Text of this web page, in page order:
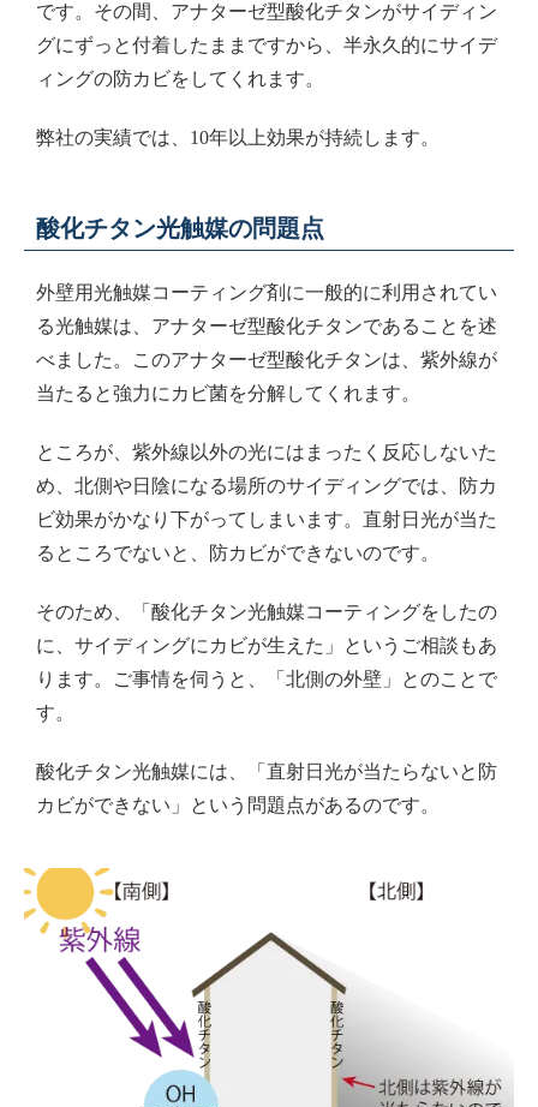
です。その間、アナターゼ型酸化チタンがサイディン
グにずっと付着したままですから、半永久的にサイデ
ィングの防カビをしてくれます。
弊社の実績では、10年以上効果が持続します。
酸化チタン光触媒の問題点
外壁用光触媒コーティング剤に一般的に利用されてい
る光触媒は、アナターゼ型酸化チタンであることを述
べました。このアナターゼ型酸化チタンは、紫外線が
当たると強力にカビ菌を分解してくれます。
ところが、紫外線以外の光にはまったく反応しないた
め、北側や日陰になる場所のサイディングでは、防カ
ビ効果がかなり下がってしまいます。直射日光が当た
るところでないと、防カビができないのです。
そのため、「酸化チタン光触媒コーティングをしたの
に、サイディングにカビが生えた」というご相談もあ
ります。ご事情を伺うと、「北側の外壁」とのことで
す。
酸化チタン光触媒には、「直射日光が当たらないと防
カビができない」という問題点があるのです。